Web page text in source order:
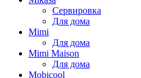
Сервировка
Для дома
Mimi
Для дома
Mimi Maison
Для дома
Mobicool